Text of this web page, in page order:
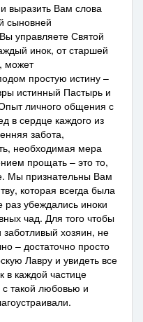
выразить Вам слова
сыновней
управляете Святой
инок, от старшей
может
простую истину –
истинный Пастырь и
личного общения с
в сердце каждого из
забота,
необходимая мера
прощать – это то,
Мы признательны Вам
которая всегда была
убеждались иноки
чад. Для того чтобы
хозяин, не
– достаточно просто
Лавру и увидеть все
в каждой частице
такой любовью и